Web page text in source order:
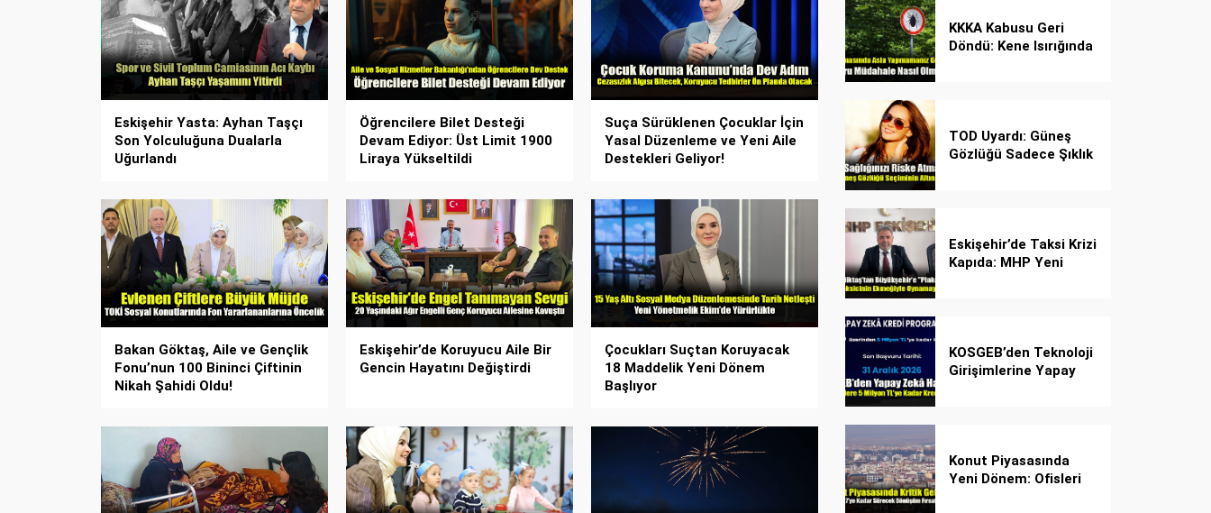
Eskişehir Yasta: Ayhan Taşçı
Son Yolculuğuna Dualarla
Uğurlandı
Öğrencilere Bilet Desteği
Devam Ediyor: Üst Limit 1900
Liraya Yükseltildi
Suça Sürüklenen Çocuklar İçin
Yasal Düzenleme ve Yeni Aile
Destekleri Geliyor!
Bakan Göktaş, Aile ve Gençlik
Fonu’nun 100 Bininci Çiftinin
Nikah Şahidi Oldu!
Eskişehir’de Koruyucu Aile Bir
Gencin Hayatını Değiştirdi
Çocukları Suçtan Koruyacak
18 Maddelik Yeni Dönem
Başlıyor
KKKA Kabusu Geri
Döndü: Kene Isırığında
TOD Uyardı: Güneş
Gözlüğü Sadece Şıklık
Eskişehir’de Taksi Krizi
Kapıda: MHP Yeni
KOSGEB’den Teknoloji
Girişimlerine Yapay
Konut Piyasasında
Yeni Dönem: Ofisleri